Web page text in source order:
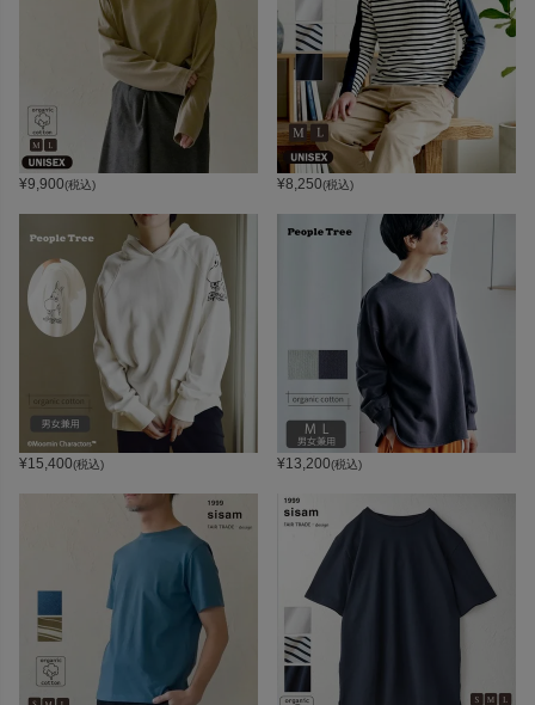
¥9,900(税込) ¥8,250(税込)
¥15,400(税込) ¥13,200(税込)